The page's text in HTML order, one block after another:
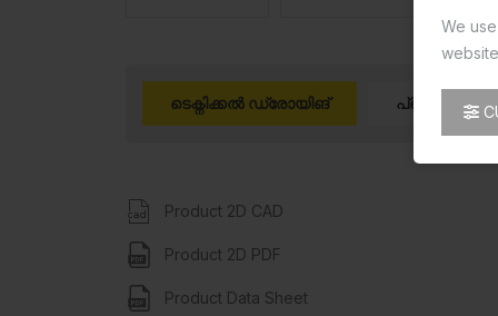
We
ടെക്നിക്കൽ ഡ്രോയിങ് പ്രൊഡക്ട് 3
Product 2D CAD
Product 2D PDF
Product Data Sheet